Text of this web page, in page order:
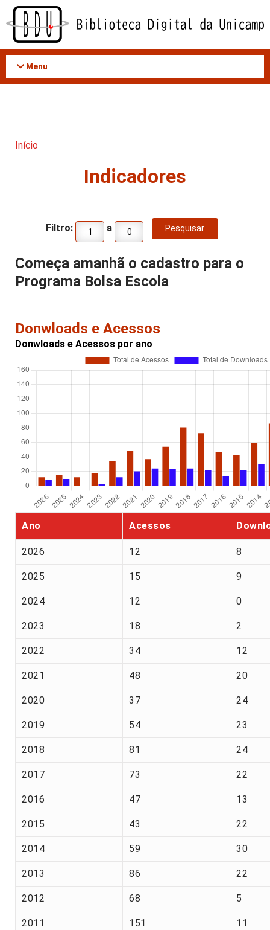
Acessar
conteúdo
Menu
Início
Indicadores
Filtro: a
Começa amanhã o cadastro para o
Programa Bolsa Escola
Donwloads e Acessos
Donwloads e Acessos por ano
Ano Acessos
2026 12 8
2025 15 9
2024 12 0
2023 18 2
2022 34 12
2021 48 20
2020 37 24
2019 54 23
2018 81 24
2017 73 22
2016 47 13
2015 43 22
2014 59 30
2013 86 22
2012 68 5
2011 151 11